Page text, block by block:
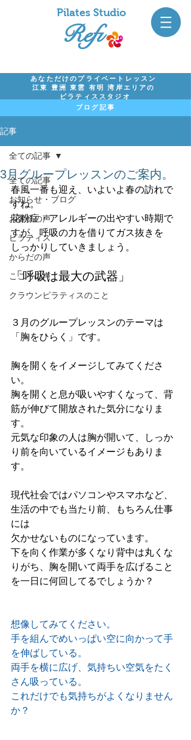
Pilates Studio
Refi
あなただけのプライベートレッスン
江東 豊洲 東雲 有明 湾岸エリアの
ピラティススタジオ
ブログ記事
記事
全ての記事
お知らせ・ブログ
お客様の声
ピラティス
からだの声
こころの声
クラウンピラティスのこと
全ての記事
3月グループレッスンのご案内。
春風一番も迎え、いよいよ春の訪れで
すね。
花粉症・アレルギーの出やすい時期で
すが、呼吸の力を借りてガス抜きを
しっかりしていきましょう。
「呼吸は最大の武器」
３月のグループレッスンのテーマは
「胸をひらく」です。
胸を開くをイメージしてみてくださ
い。
胸を開くと息が吸いやすくなって、背
筋が伸びて開放された気分になりま
す。
元気な印象の人は胸が開いて、しっか
り前を向いているイメージもありま
す。
現代社会ではパソコンやスマホなど、
生活の中でも当たり前、もちろん仕事
には
欠かせないものになっています。
下を向く作業が多くなり背中は丸くな
りがち、胸を開いて両手を広げること
を一日に何回してるでしょうか？
想像してみてください。
手を組んでめいっぱい空に向かって手
を伸ばしている。
両手を横に広げ、気持ちい空気をたく
さん吸っている。
これだけでも気持ちがよくなりません
か？